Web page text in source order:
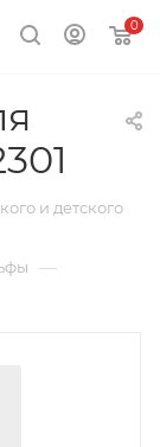
0
и детского
—